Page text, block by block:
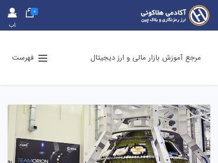
حس
اب
0
مرجع آموزش بازار مالی و ارز دیجیتال فهرست